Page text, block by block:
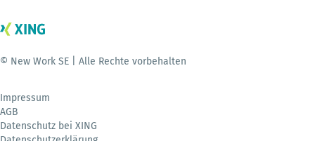
© New Work SE | Alle Rechte vorbehalten
Impressum
AGB
Datenschutz bei XING